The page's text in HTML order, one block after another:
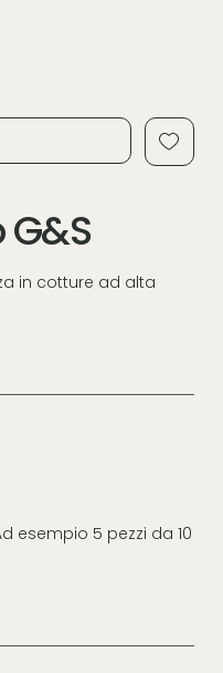
in cotture ad alta
esempio 5 pezzi da 10